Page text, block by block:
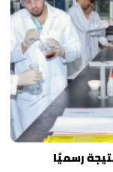
ظهور النتيجة رسميًا